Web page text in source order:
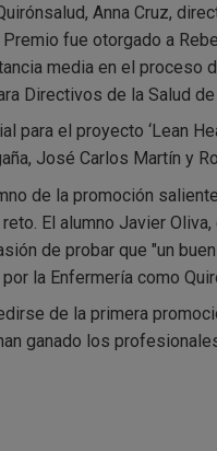
Anna Cruz,
fue otorgado a
media en el proceso
Directivos de la Salud
para el proyecto ‘Lean
José Carlos Martín y
de la promoción
El alumno Javier
de probar que "un
la Enfermería como
de la primera
ganado los